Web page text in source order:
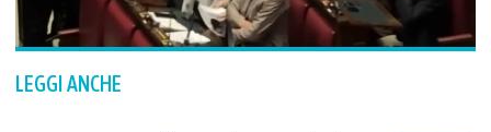
LEGGI ANCHE